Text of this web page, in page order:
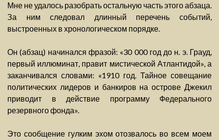
Мне не удалось разобрать остальную часть этого абзаца.
За ним следовал длинный перечень событий,
выстроенных в хронологическом порядке.
Он (абзац) начинался фразой: «30 000 год до н. э. Грауд,
первый иллюминат, правит мистической Атлантидой», а
заканчивался словами: «1910 год. Тайное совещание
политических лидеров и банкиров на острове Джекил
приводит в действие программу Федерального
резервного фонда».
Это сообщение гулким эхом отозвалось во всем моем